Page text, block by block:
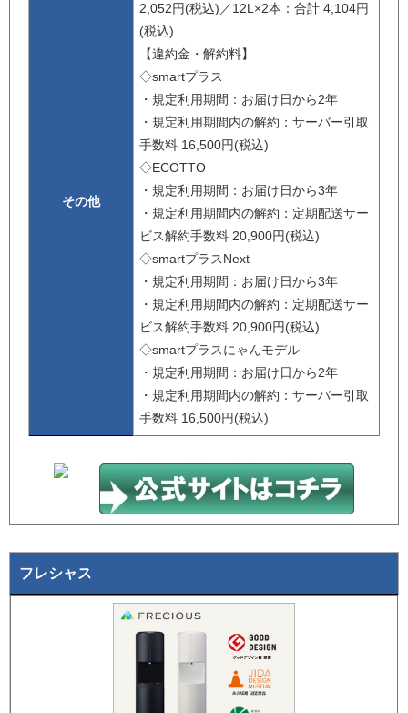
その他
2,052円(税込)／12L×2本：合計 4,104円
(税込)
【違約金・解約料】
◇smartプラス
・規定利用期間：お届け日から2年
・規定利用期間内の解約：サーバー引取
手数料 16,500円(税込)
◇ECOTTO
・規定利用期間：お届け日から3年
・規定利用期間内の解約：定期配送サー
ビス解約手数料 20,900円(税込)
◇smartプラスNext
・規定利用期間：お届け日から3年
・規定利用期間内の解約：定期配送サー
ビス解約手数料 20,900円(税込)
◇smartプラスにゃんモデル
・規定利用期間：お届け日から2年
・規定利用期間内の解約：サーバー引取
手数料 16,500円(税込)
フレシャス